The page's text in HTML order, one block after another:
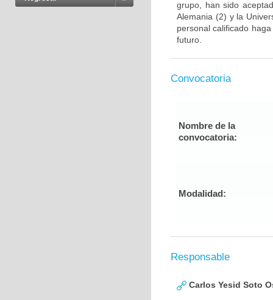
grupo, han sido
Alemania (2) y la
personal calificado
futuro.
Convocatoria
Nombre de la
convocatoria:
Modalidad:
Responsable
Carlos Yesid Soto